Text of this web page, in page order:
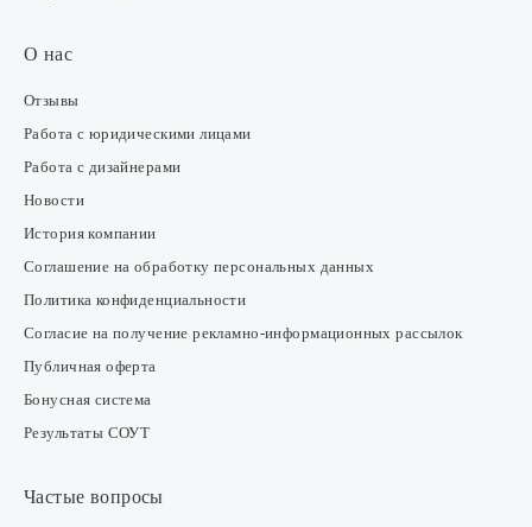
О нас
Отзывы
Работа с юридическими лицами
Работа с дизайнерами
Новости
История компании
Соглашение на обработку персональных данных
Политика конфиденциальности
Согласие на получение рекламно-информационных рассылок
Публичная оферта
Бонусная система
Результаты СОУТ
Частые вопросы